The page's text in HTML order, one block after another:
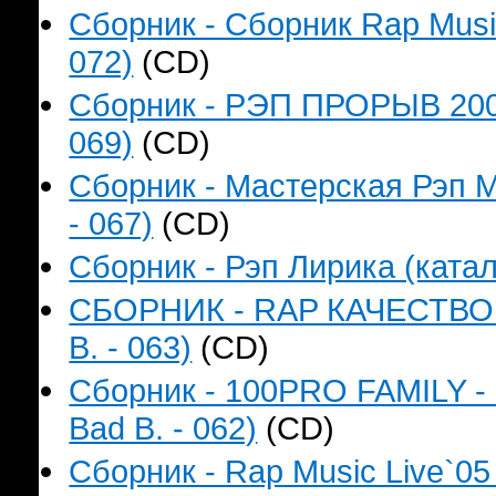
Сборник - Сборник Rap
072) (CD)
Сборник - РЭП ПРОРЫВ
069) (CD)
Сборник - Мастерская Рэп
- 067) (CD)
Сборник - Рэп Лирика
СБОРНИК - RAP КАЧЕСТВО
B. - 063) (CD)
Сборник - 100PRO FAMILY
Bad B. - 062) (CD)
Сборник - Rap Music